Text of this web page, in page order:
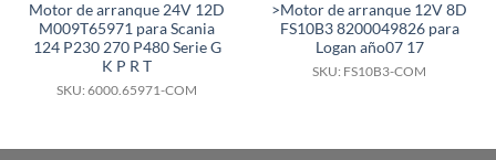
Motor de arranque 24V 12D
M009T65971 para Scania
124 P230 270 P480 Serie G
K P R T
SKU: 6000.65971-COM
>Motor de arranque 12V 8D
FS10B3 8200049826 para
Logan año07 17
SKU: FS10B3-COM